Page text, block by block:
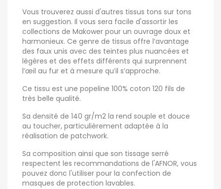
Vous trouverez aussi d'autres tissus tons sur tons
en suggestion. Il vous sera facile d'assortir les
collections de Makower pour un ouvrage doux et
harmonieux. Ce genre de tissus offre l’avantage
des faux unis avec des teintes plus nuancées et
légères et des effets différents qui surprennent
l’œil au fur et à mesure qu’il s’approche.
Ce tissu est une popeline 100% coton 120 fils de
très belle qualité.
Sa densité de 140 gr/m2 la rend souple et douce
au toucher, particulièrement adaptée à la
réalisation de patchwork.
Sa composition ainsi que son tissage serré
respectent les recommandations de l'AFNOR, vous
pouvez donc l'utiliser pour la confection de
masques de protection lavables.